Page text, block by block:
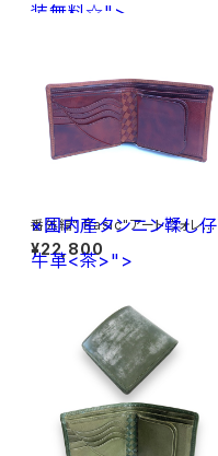
装無料☆">
×国内産タンニン鞣し仔
牛革<茶>">
番外編" Basic"アートウォレット
イタリア産オイルヌメ<薄茶>×
国内産タンニン鞣し仔牛革<茶>
¥22,800